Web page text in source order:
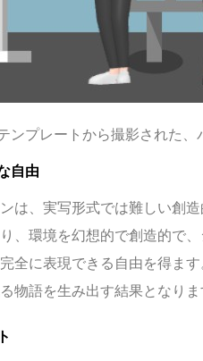
ンプレートから撮影された
自由
は、実写形式では難しい創
、環境を幻想的で創造的で
全に表現できる自由を得ま
物語を生み出す結果となりま